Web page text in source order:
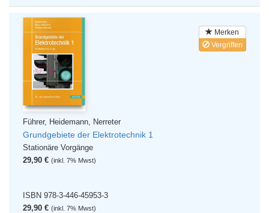
Merken
Vergriffen
Führer, Heidemann, Nerreter
Grundgebiete der Elektrotechnik 1
Stationäre Vorgänge
29,90 € (inkl. 7% Mwst)
ISBN 978-3-446-45953-3
29,90 € (inkl. 7% Mwst)